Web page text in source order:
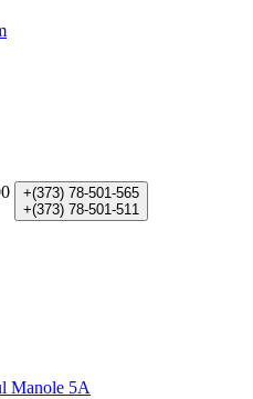
+(373) 78-501-565
+(373) 78-501-511
Manole 5A